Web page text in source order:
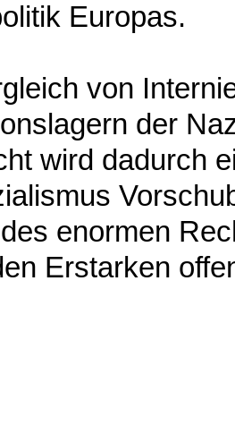
Europas.
von
der
wird dadurch
enormen
Erstarken